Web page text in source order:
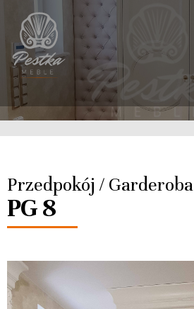
Przedpokój / Garderoba
PG 8